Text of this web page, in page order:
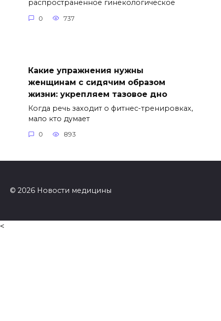
распространенное гинекологическое
0 737
Какие упражнения нужны
женщинам с сидячим образом
жизни: укрепляем тазовое дно
Когда речь заходит о фитнес-тренировках,
мало кто думает
0 893
© 2026 Новости медицины
<